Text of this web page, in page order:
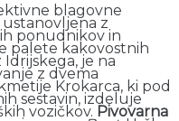
blagovne
ustanovljena z
ponudnikov in
palete kakovostnih
je na
z dvema
Krokarca, ki pod
sestavin, izdeluje
vozičkov. Pivovarna